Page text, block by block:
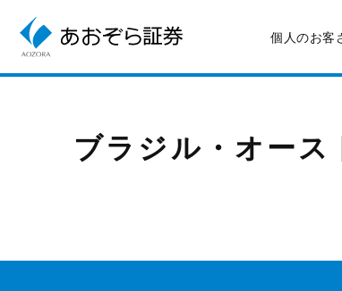
個人のお客
ブラジル・オー